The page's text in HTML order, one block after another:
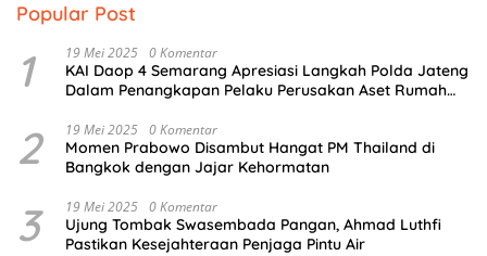
Popular Post
1 19 Mei 2025 0 Komentar
KAI Daop 4 Semarang Apresiasi Langkah Polda Jateng
Dalam Penangkapan Pelaku Perusakan Aset Rumah
2 19 Mei 2025 0 Komentar
Momen Prabowo Disambut Hangat PM Thailand di
Bangkok dengan Jajar Kehormatan
3 19 Mei 2025 0 Komentar
Ujung Tombak Swasembada Pangan, Ahmad Luthfi
Pastikan Kesejahteraan Penjaga Pintu Air